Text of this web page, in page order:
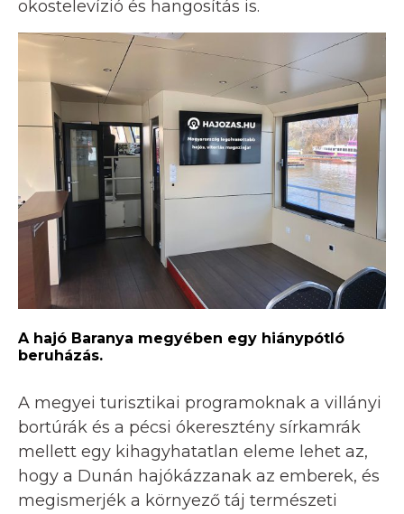
okostelevízió és hangosítás is.
A hajó Baranya megyében egy hiánypótló
beruházás.
A megyei turisztikai programoknak a villányi
bortúrák és a pécsi ókeresztény sírkamrák
mellett egy kihagyhatatlan eleme lehet az,
hogy a Dunán hajókázzanak az emberek, és
megismerjék a környező táj természeti